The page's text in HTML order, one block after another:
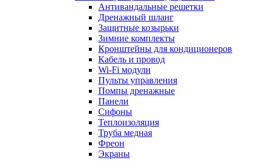
Антивандальные решетки
Дренажный шланг
Защитные козырьки
Зимние комплекты
Кронштейны для кондиционеров
Кабель и провод
Wi-Fi модули
Пульты управления
Помпы дренажные
Панели
Сифоны
Теплоизоляция
Труба медная
Фреон
Экраны